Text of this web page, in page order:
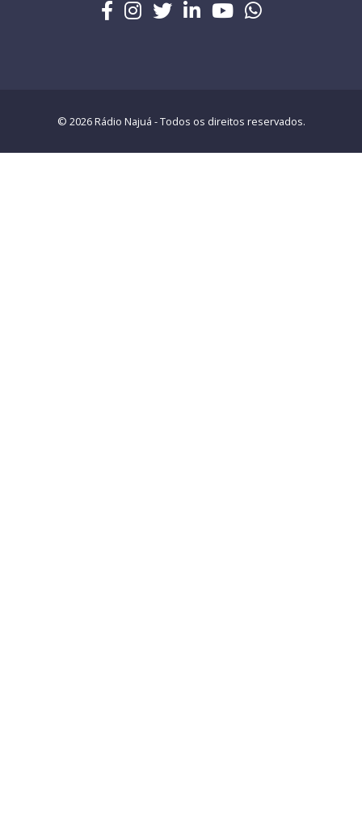
© 2026 Rádio Najuá - Todos os direitos reservados.